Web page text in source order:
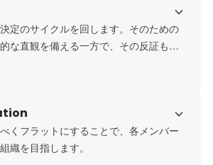
定のサイクルを回します。そのための
な直観を備える一方で、その反証も厭
くフラットにすることで、各メンバー
織を目指します。